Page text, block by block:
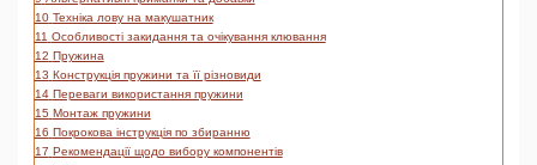
10 Техніка лову на макушатник
11 Особливості закидання та очікування клювання
12 Пружина
13 Конструкція пружини та її різновиди
14 Переваги використання пружини
15 Монтаж пружини
16 Покрокова інструкція по збиранню
17 Рекомендації щодо вибору компонентів